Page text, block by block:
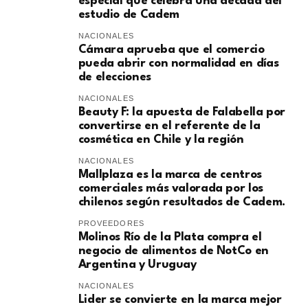
estudio de Cadem
NACIONALES
Cámara aprueba que el comercio
pueda abrir con normalidad en días
de elecciones
NACIONALES
Beauty F: la apuesta de Falabella por
convertirse en el referente de la
cosmética en Chile y la región
NACIONALES
Mallplaza es la marca de centros
comerciales más valorada por los
chilenos según resultados de Cadem.
PROVEEDORES
Molinos Río de la Plata compra el
negocio de alimentos de NotCo en
Argentina y Uruguay
NACIONALES
Lider se convierte en la marca mejor